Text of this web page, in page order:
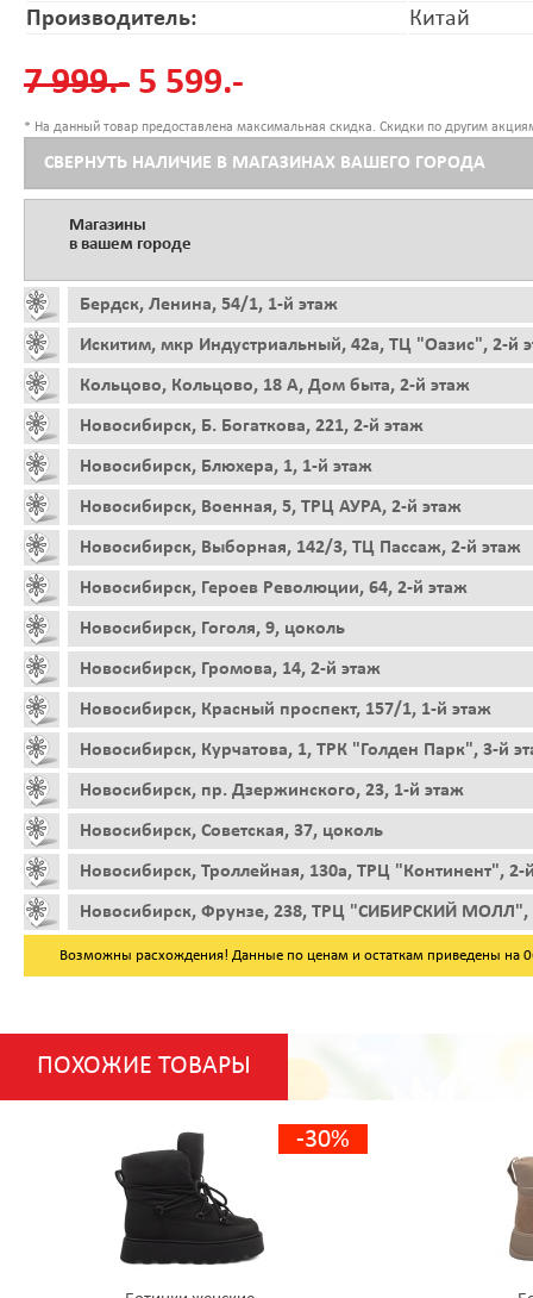
Производитель:
Китай
7 999.- 5 599.-
* На данный товар предоставлена максимальная скидка. Скидки по другим
СВЕРНУТЬ НАЛИЧИЕ В МАГАЗИНАХ ВАШЕГО ГОРОДА
Магазины
в вашем городе
Бердск, Ленина, 54/1, 1-й этаж
Искитим, мкр Индустриальный, 42а, ТЦ "Оазис", 2-й
Кольцово, Кольцово, 18 А, Дом быта, 2-й этаж
Новосибирск, Б. Богаткова, 221, 2-й этаж
Новосибирск, Блюхера, 1, 1-й этаж
Новосибирск, Военная, 5, ТРЦ АУРА, 2-й этаж
Новосибирск, Выборная, 142/3, ТЦ Пассаж, 2-й этаж
Новосибирск, Героев Революции, 64, 2-й этаж
Новосибирск, Гоголя, 9, цоколь
Новосибирск, Громова, 14, 2-й этаж
Новосибирск, Красный проспект, 157/1, 1-й этаж
Новосибирск, Курчатова, 1, ТРК "Голден Парк", 3-й
Новосибирск, пр. Дзержинского, 23, 1-й этаж
Новосибирск, Советская, 37, цоколь
Новосибирск, Троллейная, 130а, ТРЦ "Континент", 2-
Новосибирск, Фрунзе, 238, ТРЦ "СИБИРСКИЙ МОЛЛ",
Возможны расхождения! Данные по ценам и остаткам приведены на
ПОХОЖИЕ ТОВАРЫ
-30%